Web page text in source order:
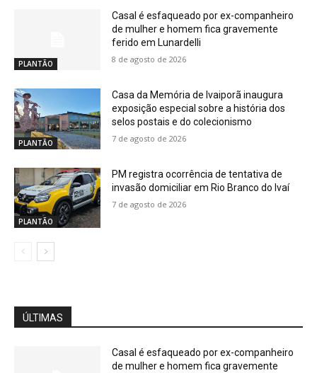
PLANTÃO
Casal é esfaqueado por ex-companheiro
de mulher e homem fica gravemente
ferido em Lunardelli
8 de agosto de 2026
PLANTÃO
Casa da Memória de Ivaiporã inaugura
exposição especial sobre a história dos
selos postais e do colecionismo
7 de agosto de 2026
PLANTÃO
PM registra ocorrência de tentativa de
invasão domiciliar em Rio Branco do Ivaí
7 de agosto de 2026
ÚLTIMAS
Casal é esfaqueado por ex-companheiro
de mulher e homem fica gravemente